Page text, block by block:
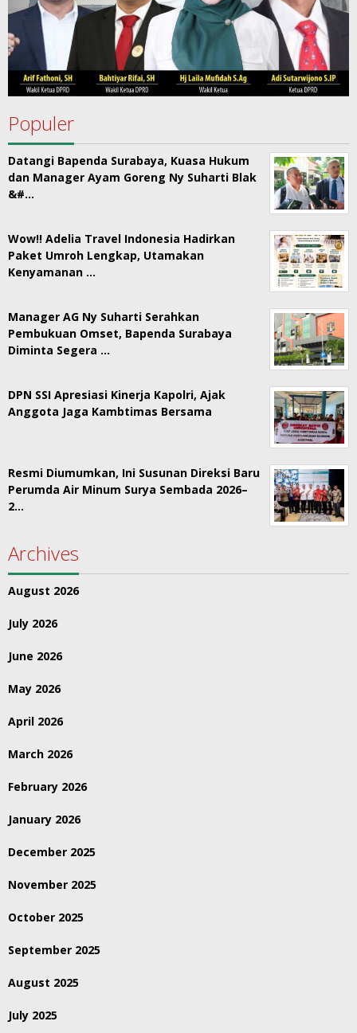
Populer
Datangi Bapenda Surabaya, Kuasa Hukum
dan Manager Ayam Goreng Ny Suharti Blak
&#…
Wow!! Adelia Travel Indonesia Hadirkan
Paket Umroh Lengkap, Utamakan
Kenyamanan …
Manager AG Ny Suharti Serahkan
Pembukuan Omset, Bapenda Surabaya
Diminta Segera …
DPN SSI Apresiasi Kinerja Kapolri, Ajak
Anggota Jaga Kambtimas Bersama
Resmi Diumumkan, Ini Susunan Direksi Baru
Perumda Air Minum Surya Sembada 2026–
2…
Archives
August 2026
July 2026
June 2026
May 2026
April 2026
March 2026
February 2026
January 2026
December 2025
November 2025
October 2025
September 2025
August 2025
July 2025